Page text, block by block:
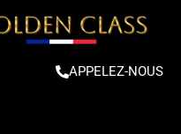
APPELEZ-NOUS